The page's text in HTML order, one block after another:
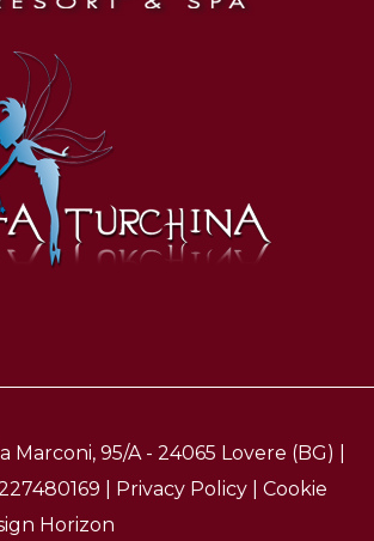
Marconi, 95/A - 24065 Lovere (BG) |
| Privacy Policy
Cookie
Horizon